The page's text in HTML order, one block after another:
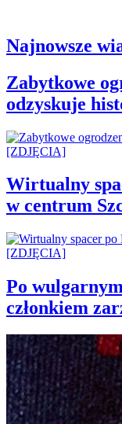
Najnowsze
Zabytkowe
odzyskuje
Wirtualny
w centrum
Po
członkiem